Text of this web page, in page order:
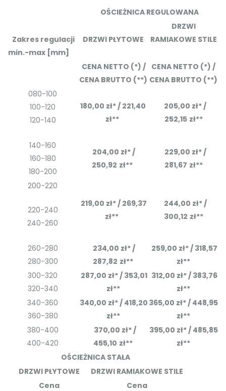
Zakres regulacji
min.-max [mm]
OŚCIEŻNICA REGULOWANA
DRZWI PŁYTOWE
DRZWI
RAMIAKOWE STILE
CENA NETTO (*) /
CENA BRUTTO (**)
CENA NETTO (*) /
CENA BRUTTO (**)
080-100
100-120
120-140
180,00 zł* / 221,40
zł**
205,00 zł*/
252,15 zł**
140-160
160-180
180-200
204,00 zł* /
250,92 zł**
229,00 zł*/
281,67 zł**
200-220
220-240
240-260
219,00 zł* / 269,37
zł**
244,00 zł*/
300,12 zł**
260-280
280-300
234,00 zł*/
287,82 zł**
259,00 zł* / 318,57
zł**
300-320
320-340
287,00 zł*/ 353,01
zł**
312,00 zł* / 383,76
zł**
340-360
360-380
340,00 zł* / 418,20
zł**
365,00 zł* / 448,95
zł**
380-400
400-420
370,00 zł*/
455,10 zł**
395,00 zł*/ 485,85
zł**
OŚCIEŻNICA STAŁA
DRZWI PŁYTOWE
DRZWI RAMIAKOWE STILE
Cena
Cena